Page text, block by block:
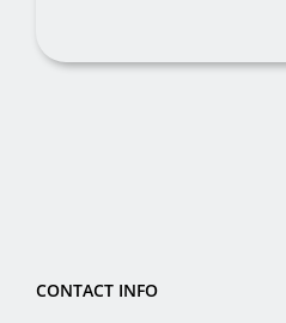
CONTACT INFO